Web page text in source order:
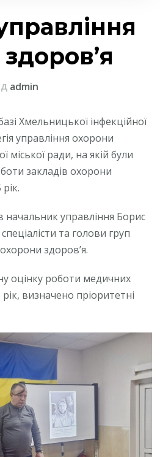
admin
Хмельницької інфекційної
управління охорони
міської ради, на якій були
закладів охорони
управління Борис
та голови груп
здоров’я.
оцінку роботи медичних
рік, визначено пріоритетні